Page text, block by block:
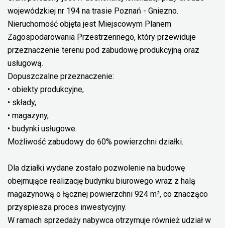
wojewódzkiej nr 194 na trasie Poznań - Gniezno.
Nieruchomość objęta jest Miejscowym Planem
Zagospodarowania Przestrzennego, który przewiduje
przeznaczenie terenu pod zabudowę produkcyjną oraz
usługową.
Dopuszczalne przeznaczenie:
• obiekty produkcyjne,
• składy,
• magazyny,
• budynki usługowe.
Możliwość zabudowy do 60% powierzchni działki.
Dla działki wydane zostało pozwolenie na budowę
obejmujące realizację budynku biurowego wraz z halą
magazynową o łącznej powierzchni 924 m², co znacząco
przyspiesza proces inwestycyjny.
W ramach sprzedaży nabywca otrzymuje również udział w